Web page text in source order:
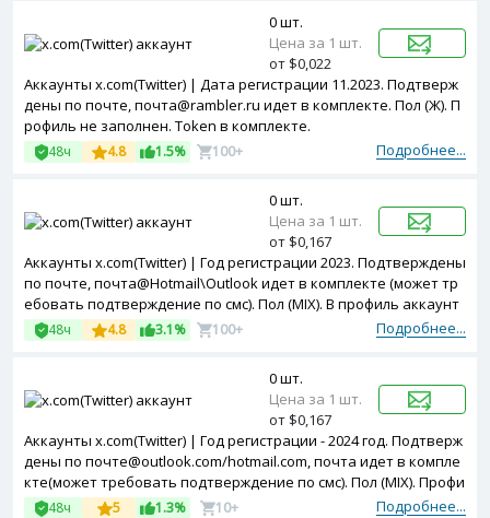
Аккаунты x.com(Twitter) | Дата регистрации 11.2023. Подтверж
дены по почте, почта@rambler.ru идет в комплекте. Пол (Ж). П
рофиль не заполнен. Token в комплекте.
Подробнее...
48ч 4.8 1.5% 100+
0 шт.
Цена за 1 шт.
от $0,022
Аккаунты x.com(Twitter) | Год регистрации 2023. Подтверждены
по почте, почта@Hotmail\Outlook идет в комплекте (может тр
ебовать подтверждение по смс). Пол (MIX). В профиль аккаунт
ов добавлена аватарка. Зарегистрированы с MIX ip.Подробнее...
48ч 4.8 3.1% 100+
0 шт.
Цена за 1 шт.
от $0,167
Аккаунты x.com(Twitter) | Год регистрации - 2024 год. Подтверж
дены по почте@outlook.com/hotmail.com, почта идет в компле
кте(может требовать подтверждение по смс). Пол (MIX). Профи
ль частично заполнен. Token в комплекте.
Подробнее...
48ч 5 1.3% 10+
0 шт.
Цена за 1 шт.
от $0,167